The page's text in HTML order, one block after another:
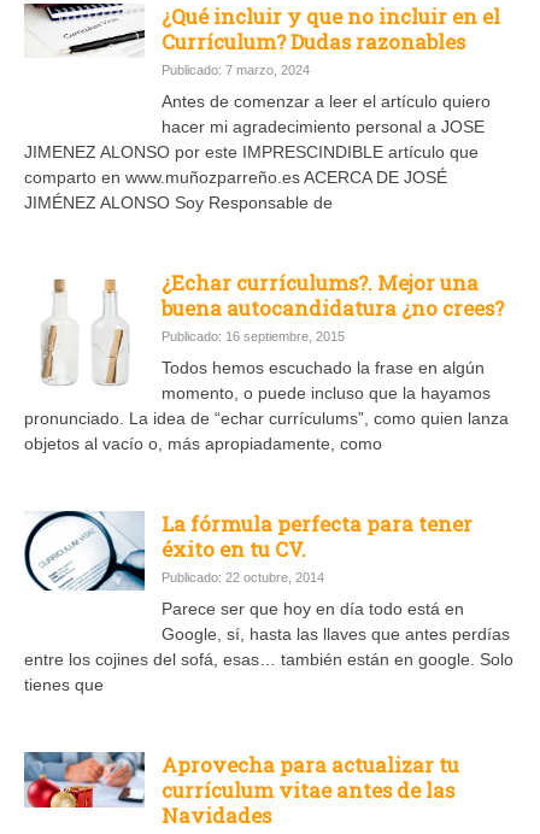
¿Qué incluir y que no incluir en el
Currículum? Dudas razonables
Publicado: 7 marzo, 2024
Antes de comenzar a leer el artículo quiero
hacer mi agradecimiento personal a JOSE
JIMENEZ ALONSO por este IMPRESCINDIBLE artículo que
comparto en www.muñozparreño.es ACERCA DE JOSÉ
JIMÉNEZ ALONSO Soy Responsable de
¿Echar currículums?. Mejor una
buena autocandidatura ¿no crees?
Publicado: 16 septiembre, 2015
Todos hemos escuchado la frase en algún
momento, o puede incluso que la hayamos
pronunciado. La idea de “echar currículums”, como quien lanza
objetos al vacío o, más apropiadamente, como
La fórmula perfecta para tener
éxito en tu CV.
Publicado: 22 octubre, 2014
Parece ser que hoy en día todo está en
Google, sí, hasta las llaves que antes perdías
entre los cojines del sofá, esas… también están en google. Solo
tienes que
Aprovecha para actualizar tu
currículum vitae antes de las
Navidades